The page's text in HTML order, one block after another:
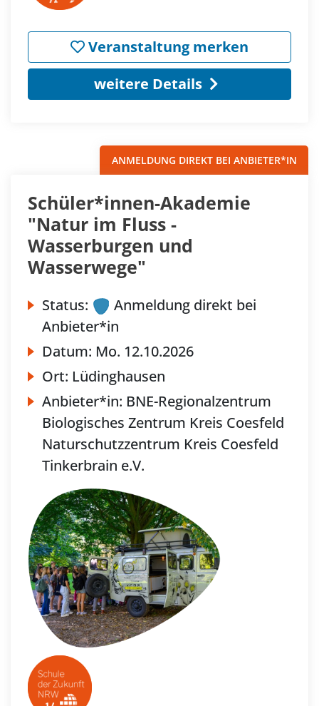
Veranstaltung merken
weitere Details
ANMELDUNG DIREKT BEI ANBIETER*IN
Schüler*innen-Akademie
"Natur im Fluss -
Wasserburgen und
Wasserwege"
Status:
Anmeldung direkt bei
Anbieter*in
Datum: Mo. 12.10.2026
Ort: Lüdinghausen
Anbieter*in: BNE-Regionalzentrum
Biologisches Zentrum Kreis Coesfeld
Naturschutzzentrum Kreis Coesfeld
Tinkerbrain e.V.